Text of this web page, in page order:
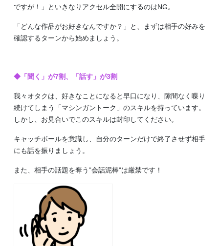
ですが！」といきなりアクセル全開にするのはNG。
「どんな作品がお好きなんですか？」と、まずは相手の好みを
確認するターンから始めましょう。
◆「聞く」が7割、「話す」が3割
我々オタクは、好きなことになると早口になり、隙間なく喋り
続けてしまう「マシンガントーク」のスキルを持っています。
しかし、お見合いでこのスキルは封印してください。
キャッチボールを意識し、自分のターンだけで終了させず相手
にも話を振りましょう。
また、相手の話題を奪う”会話泥棒”は厳禁です！